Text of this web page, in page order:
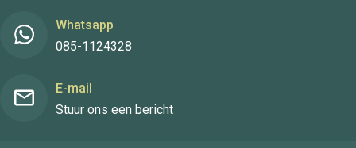
Whatsapp
085-1124328
E-mail
Stuur ons een bericht